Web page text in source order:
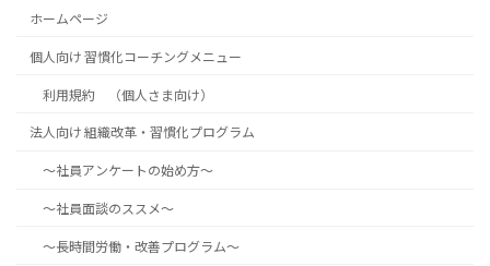
ホームページ
個人向け 習慣化コーチングメニュー
利用規約 （個人さま向け）
法人向け 組織改革・習慣化プログラム
～社員アンケートの始め方～
～社員面談のススメ～
～長時間労働・改善プログラム～